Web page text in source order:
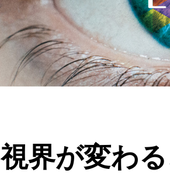
視界が変わ